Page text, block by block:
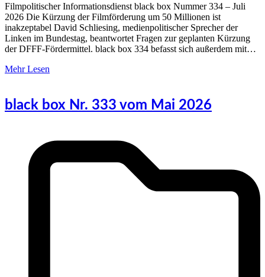
Filmpolitischer Informationsdienst black box Nummer 334 – Juli
2026 Die Kürzung der Filmförderung um 50 Millionen ist
inakzeptabel David Schliesing, medienpolitischer Sprecher der
Linken im Bundestag, beantwortet Fragen zur geplanten Kürzung
der DFFF-Fördermittel. black box 334 befasst sich außerdem mit…
Mehr Lesen
black box Nr. 333 vom Mai 2026